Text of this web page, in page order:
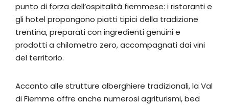
punto di forza dell’ospitalità fiemmese: i ristoranti e
gli hotel propongono piatti tipici della tradizione
trentina, preparati con ingredienti genuini e
prodotti a chilometro zero, accompagnati dai vini
del territorio.
Accanto alle strutture alberghiere tradizionali, la Val
di Fiemme offre anche numerosi agriturismi, bed